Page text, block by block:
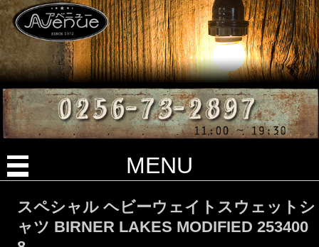
MENU
スペシャル ヘビーウェイトスウェットシ
ャツ BIRNER LAKES MODIFIED 253400